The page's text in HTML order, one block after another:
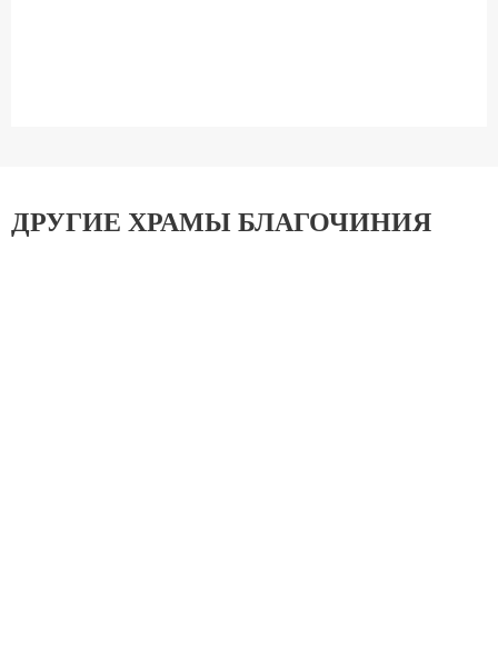
ДРУГИЕ ХРАМЫ БЛАГОЧИНИЯ